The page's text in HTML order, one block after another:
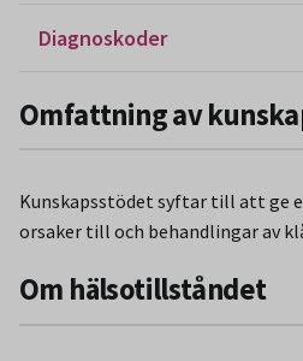
Diagnoskoder
Omfattning av
Kunskapsstödet syftar till att ge
orsaker till och behandlingar av
Om hälsotillståndet